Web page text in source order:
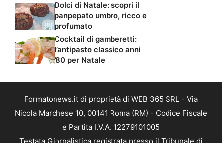
Dolci di Natale: scopri il
panpepato umbro, ricco e
profumato
Cocktail di gamberetti:
l’antipasto classico anni
’80 per Natale
Formatonews.it di proprietà di WEB 365 SRL - Via
Nicola Marchese 10, 00141 Roma (RM) - Codice Fiscale
e Partita I.V.A. 12279101005
Testata Giornalistica registrata presso il Tribunale di